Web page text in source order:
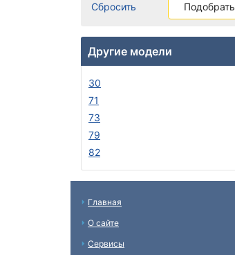
Сбросить Подобрать
Другие модели
30
71
73
79
82
Главная
О сайте
Сервисы